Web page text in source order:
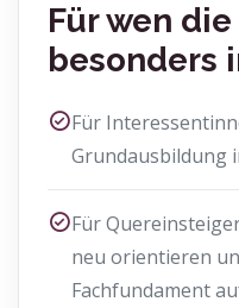
Für wen
besonders
Für
Grundausbildung
Für
neu orientieren
Fachfundament